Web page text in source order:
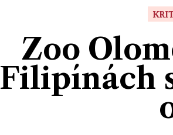
Zoo
Filipínách